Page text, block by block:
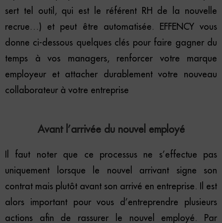
sert tel outil, qui est le référent RH de la nouvelle
recrue…) et peut être automatisée. EFFENCY vous
donne ci-dessous quelques clés pour faire gagner du
temps à vos managers, renforcer votre marque
employeur et attacher durablement votre nouveau
collaborateur à votre entreprise
Avant l’arrivée du nouvel employé
Il faut noter que ce processus ne s’effectue pas
uniquement lorsque le nouvel arrivant signe son
contrat mais plutôt avant son arrivé en entreprise. Il est
alors important pour vous d’entreprendre plusieurs
actions afin de rassurer le nouvel employé. Par